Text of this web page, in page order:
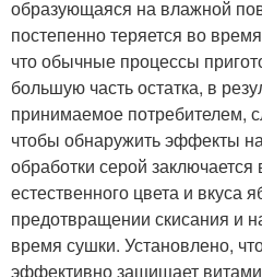
образующаяся на влажной
постепенно теряется во
что обычные процессы
большую часть остатка, в
принимаемое потребителем,
чтобы обнаружить эффекты
обработки серой заключается
естественного цвета и вкуса
предотвращении скисания и
время сушки. Установлено,
эффективно защищает